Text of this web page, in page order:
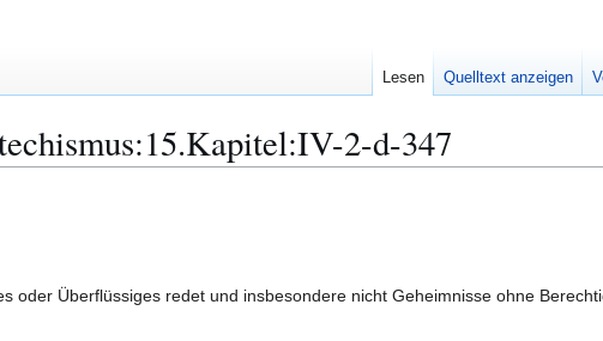
2-d-347
oder Überflüssiges redet und insbesondere nicht Geheimnisse ohne
Lesen Quelltext anzeigen